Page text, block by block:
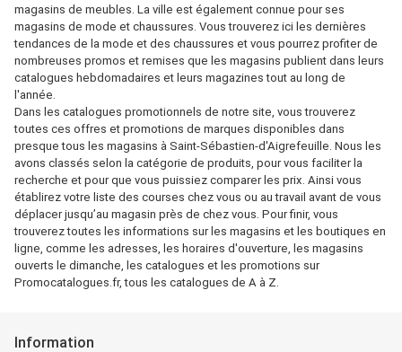
magasins de meubles. La ville est également connue pour ses
magasins de mode et chaussures. Vous trouverez ici les dernières
tendances de la mode et des chaussures et vous pourrez profiter de
nombreuses promos et remises que les magasins publient dans leurs
catalogues hebdomadaires et leurs magazines tout au long de
l'année.
Dans les catalogues promotionnels de notre site, vous trouverez
toutes ces offres et promotions de marques disponibles dans
presque tous les magasins à Saint-Sébastien-d'Aigrefeuille. Nous les
avons classés selon la catégorie de produits, pour vous faciliter la
recherche et pour que vous puissiez comparer les prix. Ainsi vous
établirez votre liste des courses chez vous ou au travail avant de vous
déplacer jusqu’au magasin près de chez vous. Pour finir, vous
trouverez toutes les informations sur les magasins et les boutiques en
ligne, comme les adresses, les horaires d'ouverture, les magasins
ouverts le dimanche, les catalogues et les promotions sur
Promocatalogues.fr, tous les catalogues de A à Z.
Information